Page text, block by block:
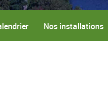
Nos installations